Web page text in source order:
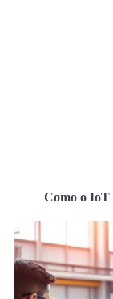
Como o IoT